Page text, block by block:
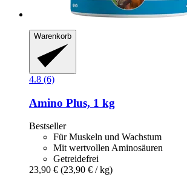
Warenkorb
4.8 (6)
Amino Plus, 1 kg
Bestseller
Für Muskeln und Wachstum
Mit wertvollen Aminosäuren
Getreidefrei
23,90 € (23,90 € / kg)